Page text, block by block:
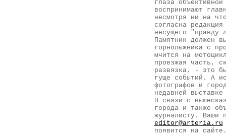
глаза
воспринимают
несмотря ни на
согласна
несущего "правду
Памятник должен
горнолыжника с
мчится на
проезжая часть,
развязка, - это бы
гуще событий. А
фотографов и
недавней
В связи с
города и также
журналисту. Ваши
editor@arteria.ru
появится на